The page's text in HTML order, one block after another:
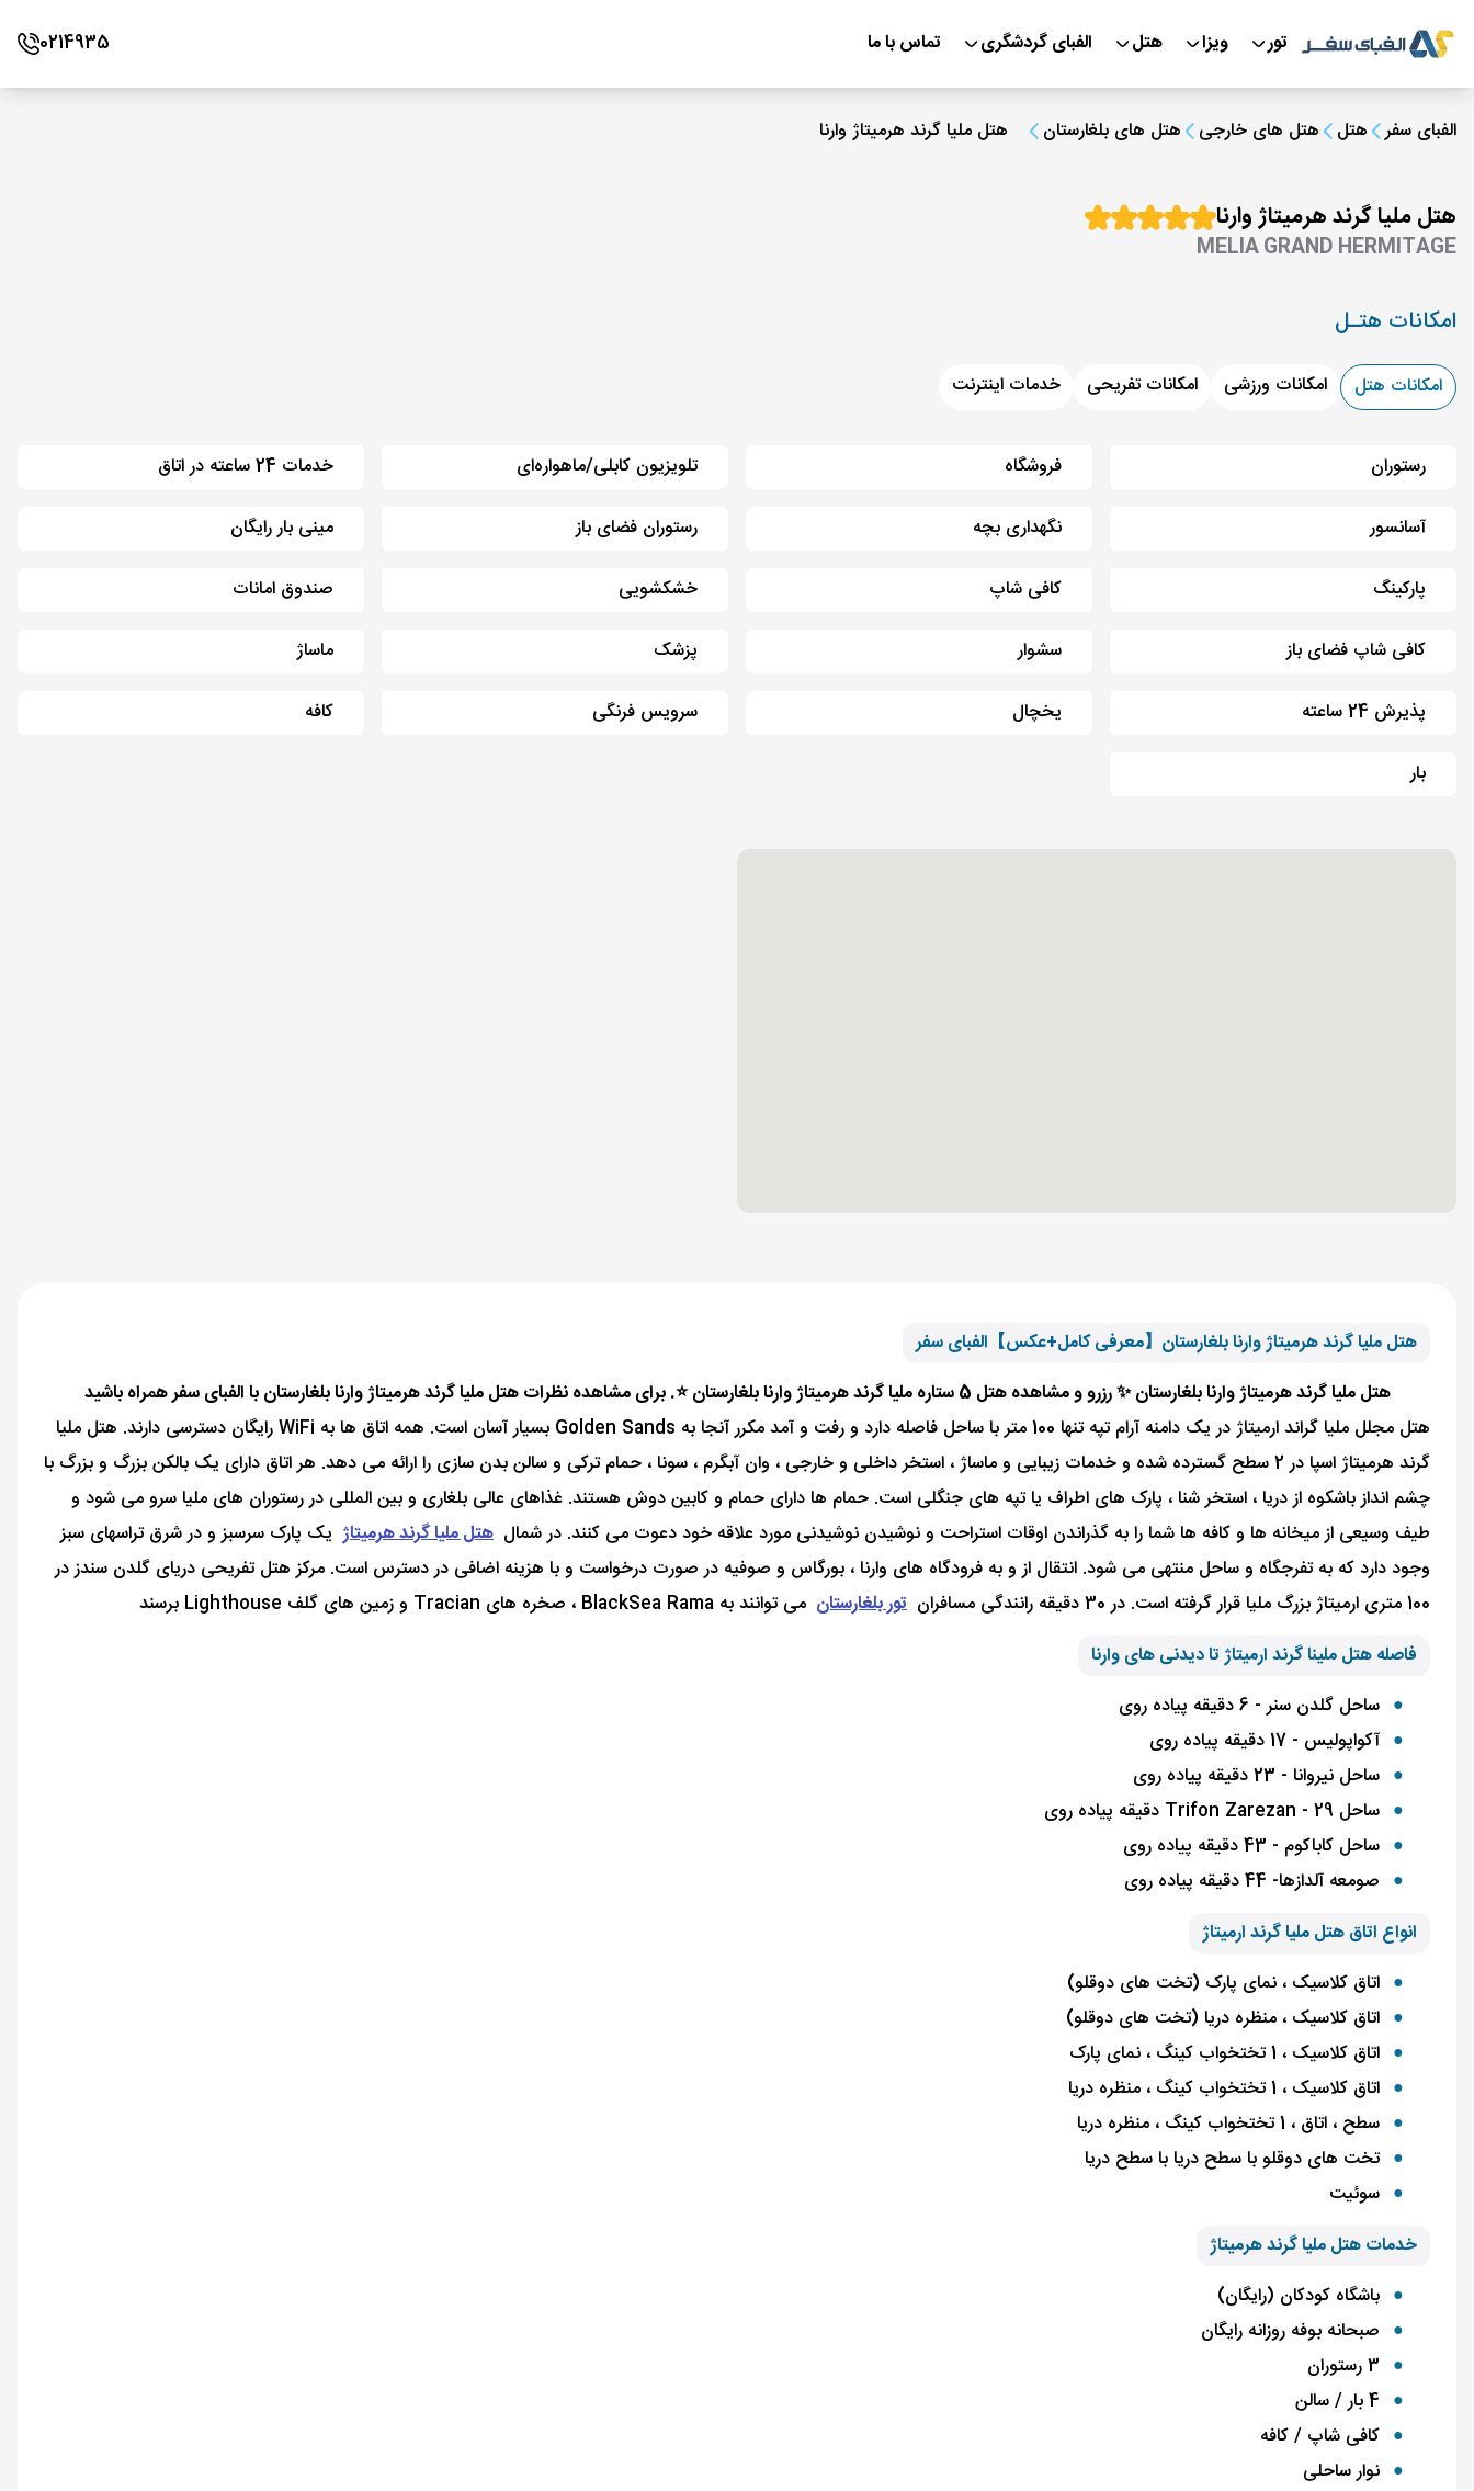
تور ویزا هتل الفبای گردشگری تماس با ما 0214935
الفبای سفر هتل هتل های خارجی هتل های بلغارستان هتل ملیا گرند هرمیتاژ وارنا
هتل ملیا گرند هرمیتاژ وارنا
MELIA GRAND HERMITAGE
امکانات هتـل
امکانات هتل امکانات ورزشی امکانات تفریحی خدمات اینترنت
رستوران فروشگاه تلویزیون کابلی/ماهواره‌ای خدمات 24 ساعته در اتاق
آسانسور نگهداری بچه رستوران فضای باز مینی بار رایگان
پارکینگ کافی شاپ خشکشویی صندوق امانات
کافی شاپ فضای باز سشوار پزشک ماساژ
پذیرش 24 ساعته یخچال سرویس فرنگی کافه
بار
هتل ملیا گرند هرمیتاژ وارنا بلغارستان【معرفی کامل+عکس】الفبای سفر
هتل ملیا گرند هرمیتاژ وارنا بلغارستان ✨ رزرو و مشاهده هتل 5 ستاره ملیا گرند هرمیتاژ وارنا بلغارستان ⭐. برای مشاهده نظرات هتل ملیا گرند هرمیتاژ وارنا بلغارستان با الفبای سفر همراه باشید
هتل مجلل ملیا گراند ارمیتاژ در یک دامنه آرام تپه تنها 100 متر با ساحل فاصله دارد و رفت و آمد مکرر آنجا به Golden Sands بسیار آسان است. همه اتاق ها به WiFi رایگان دسترسی دارند. هتل ملیا
گرند هرمیتاژ اسپا در 2 سطح گسترده شده و خدمات زیبایی و ماساژ ، استخر داخلی و خارجی ، وان آبگرم ، سونا ، حمام ترکی و سالن بدن سازی را ارائه می دهد. هر اتاق دارای یک بالکن بزرگ و بزرگ با
چشم انداز باشکوه از دریا ، استخر شنا ، پارک های اطراف یا تپه های جنگلی است. حمام ها دارای حمام و کابین دوش هستند. غذاهای عالی بلغاری و بین المللی در رستوران های ملیا سرو می شود و
طیف وسیعی از میخانه ها و کافه ها شما را به گذراندن اوقات استراحت و نوشیدن نوشیدنی مورد علاقه خود دعوت می کنند. در شمال هتل ملیا گرند هرمیتاژ یک پارک سرسبز و در شرق تراسهای سبز
وجود دارد که به تفرجگاه و ساحل منتهی می شود. انتقال از و به فرودگاه های وارنا ، بورگاس و صوفیه در صورت درخواست و با هزینه اضافی در دسترس است. مرکز هتل تفریحی دریای گلدن سندز در
100 متری ارمیتاژ بزرگ ملیا قرار گرفته است. در 30 دقیقه رانندگی مسافران
تور بلغارستان می توانند به BlackSea Rama ، صخره های Tracian و زمین های گلف Lighthouse برسند
فاصله هتل ملینا گرند ارمیتاژ تا دیدنی های وارنا
ساحل گلدن سنر - 6 دقیقه پیاده روی
آکواپولیس - 17 دقیقه پیاده روی
ساحل نیروانا - 23 دقیقه پیاده روی
ساحل Trifon Zarezan - 29 دقیقه پیاده روی
ساحل کاباکوم - 43 دقیقه پیاده روی
صومعه آلدازها- 44 دقیقه پیاده روی
انواع اتاق هتل ملیا گرند ارمیتاژ
اتاق کلاسیک ، نمای پارک (تخت های دوقلو)
اتاق کلاسیک ، منظره دریا (تخت های دوقلو)
اتاق کلاسیک ، 1 تختخواب کینگ ، نمای پارک
اتاق کلاسیک ، 1 تختخواب کینگ ، منظره دریا
سطح ، اتاق ، 1 تختخواب کینگ ، منظره دریا
تخت های دوقلو با سطح دریا با سطح دریا
سوئیت
خدمات هتل ملیا گرند هرمیتاژ
باشگاه کودکان (رایگان)
صبحانه بوفه روزانه رایگان
3 رستوران
4 بار / سالن
کافی شاپ / کافه
نوار ساحلی